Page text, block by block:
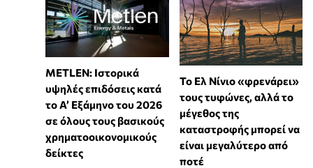
METLEN: Ιστορικά
υψηλές επιδόσεις κατά
το Α’ Εξάμηνο του 2026
σε όλους τους βασικούς
χρηματοοικονομικούς
δείκτες
Το Ελ Νίνιο «φρενάρει»
τους τυφώνες, αλλά το
μέγεθος της
καταστροφής μπορεί να
είναι μεγαλύτερο από
ποτέ